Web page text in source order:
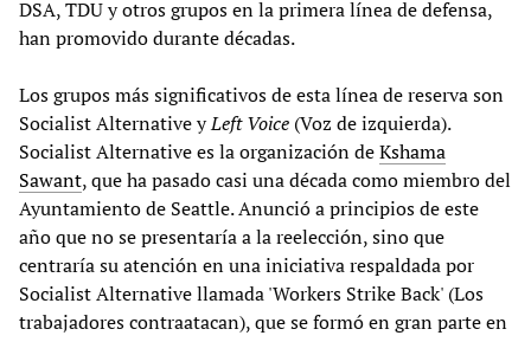
DSA, TDU y otros grupos en la primera línea de defensa,
han promovido durante décadas.
Los grupos más significativos de esta línea de reserva son
Socialist Alternative yLeft Voice (Voz de izquierda).
Socialist Alternative es la organización deKshama
Sawant, que ha pasado casi una década como miembro del
Ayuntamiento de Seattle. Anunció a principios de este
año que no se presentaría a la reelección, sino que
centraría su atención en una iniciativa respaldada por
Socialist Alternative llamada 'Workers Strike Back' (Los
trabajadores contraatacan), que se formó en gran parte en